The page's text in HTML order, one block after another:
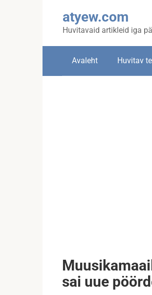
atyew.com
Huvitavaid artikleid iga
Avaleht Huvitav
sai uue